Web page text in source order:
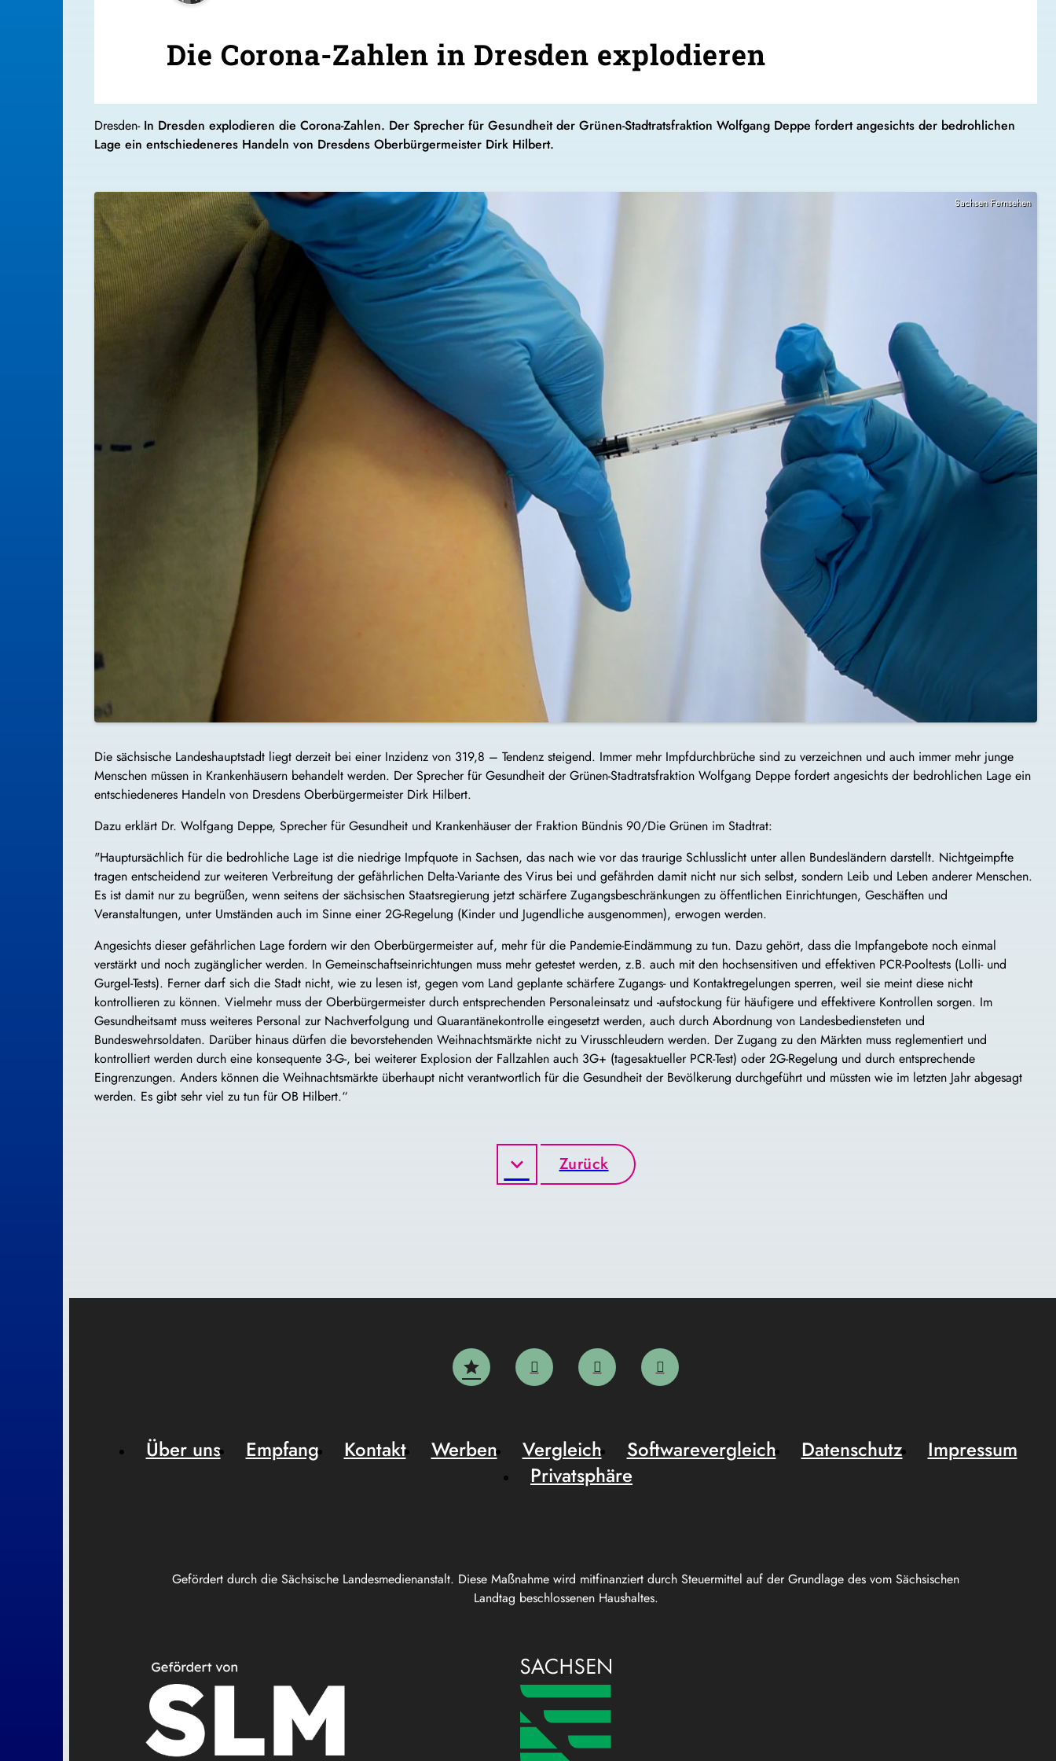
Die Corona-Zahlen in Dresden explodieren
Dresden- In Dresden explodieren die Corona-Zahlen. Der Sprecher für Gesundheit der Grünen-Stadtratsfraktion Wolfgang Deppe fordert angesichts der bedrohlichen
Lage ein entschiedeneres Handeln von Dresdens Oberbürgermeister Dirk Hilbert.
Sachsen Fernsehen
Die sächsische Landeshauptstadt liegt derzeit bei einer Inzidenz von 319,8 – Tendenz steigend. Immer mehr Impfdurchbrüche sind zu verzeichnen und auch immer mehr junge
Menschen müssen in Krankenhäusern behandelt werden. Der Sprecher für Gesundheit der Grünen-Stadtratsfraktion Wolfgang Deppe fordert angesichts der bedrohlichen Lage ein
entschiedeneres Handeln von Dresdens Oberbürgermeister Dirk Hilbert.
Dazu erklärt Dr. Wolfgang Deppe, Sprecher für Gesundheit und Krankenhäuser der Fraktion Bündnis 90/Die Grünen im Stadtrat:
"Hauptursächlich für die bedrohliche Lage ist die niedrige Impfquote in Sachsen, das nach wie vor das traurige Schlusslicht unter allen Bundesländern darstellt. Nichtgeimpfte
tragen entscheidend zur weiteren Verbreitung der gefährlichen Delta-Variante des Virus bei und gefährden damit nicht nur sich selbst, sondern Leib und Leben anderer Menschen.
Es ist damit nur zu begrüßen, wenn seitens der sächsischen Staatsregierung jetzt schärfere Zugangsbeschränkungen zu öffentlichen Einrichtungen, Geschäften und
Veranstaltungen, unter Umständen auch im Sinne einer 2G-Regelung (Kinder und Jugendliche ausgenommen), erwogen werden.
Angesichts dieser gefährlichen Lage fordern wir den Oberbürgermeister auf, mehr für die Pandemie-Eindämmung zu tun. Dazu gehört, dass die Impfangebote noch einmal
verstärkt und noch zugänglicher werden. In Gemeinschaftseinrichtungen muss mehr getestet werden, z.B. auch mit den hochsensitiven und effektiven PCR-Pooltests (Lolli- und
Gurgel-Tests). Ferner darf sich die Stadt nicht, wie zu lesen ist, gegen vom Land geplante schärfere Zugangs- und Kontaktregelungen sperren, weil sie meint diese nicht
kontrollieren zu können. Vielmehr muss der Oberbürgermeister durch entsprechenden Personaleinsatz und -aufstockung für häufigere und effektivere Kontrollen sorgen. Im
Gesundheitsamt muss weiteres Personal zur Nachverfolgung und Quarantänekontrolle eingesetzt werden, auch durch Abordnung von Landesbediensteten und
Bundeswehrsoldaten. Darüber hinaus dürfen die bevorstehenden Weihnachtsmärkte nicht zu Virusschleudern werden. Der Zugang zu den Märkten muss reglementiert und
kontrolliert werden durch eine konsequente 3-G-, bei weiterer Explosion der Fallzahlen auch 3G+ (tagesaktueller PCR-Test) oder 2G-Regelung und durch entsprechende
Eingrenzungen. Anders können die Weihnachtsmärkte überhaupt nicht verantwortlich für die Gesundheit der Bevölkerung durchgeführt und müssten wie im letzten Jahr abgesagt
werden. Es gibt sehr viel zu tun für OB Hilbert.“
Zurück
Gefördert durch die Sächsische Landesmedienanstalt. Diese Maßnahme wird mitfinanziert durch Steuermittel auf der Grundlage des vom Sächsischen
Landtag beschlossenen Haushaltes.
Über uns Empfang Kontakt Werben Vergleich Softwarevergleich Datenschutz
Impressum
Privatsphäre